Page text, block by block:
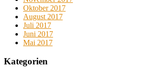
Oktober 2017
August 2017
Juli 2017
Juni 2017
Mai 2017
Kategorien